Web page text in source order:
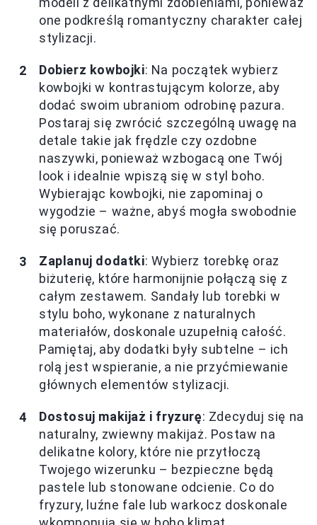
one podkreślą romantyczny charakter całej
stylizacji.
Dobierz kowbojki: Na początek wybierz
kowbojki w kontrastującym kolorze, aby
dodać swoim ubraniom odrobinę pazura.
Postaraj się zwrócić szczególną uwagę na
detale takie jak frędzle czy ozdobne
naszywki, ponieważ wzbogacą one Twój
look i idealnie wpiszą się w styl boho.
Wybierając kowbojki, nie zapominaj o
wygodzie – ważne, abyś mogła swobodnie
się poruszać.
Zaplanuj dodatki: Wybierz torebkę oraz
biżuterię, które harmonijnie połączą się z
całym zestawem. Sandały lub torebki w
stylu boho, wykonane z naturalnych
materiałów, doskonale uzupełnią całość.
Pamiętaj, aby dodatki były subtelne – ich
rolą jest wspieranie, a nie przyćmiewanie
głównych elementów stylizacji.
Dostosuj makijaż i fryzurę: Zdecyduj się na
naturalny, zwiewny makijaż. Postaw na
delikatne kolory, które nie przytłoczą
Twojego wizerunku – bezpieczne będą
pastele lub stonowane odcienie. Co do
fryzury, luźne fale lub warkocz doskonale